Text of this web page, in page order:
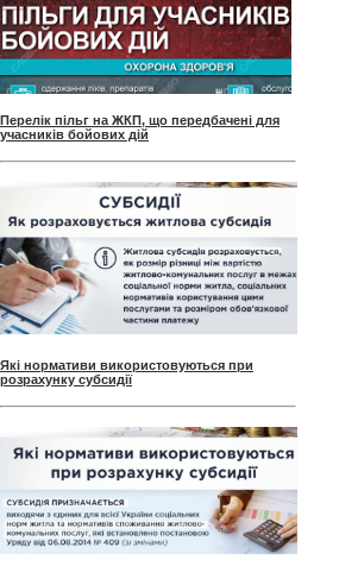
Перелік пільг на ЖКП, що передбачені для
учасників бойових дій
Які нормативи використовуються при
розрахунку субсидії